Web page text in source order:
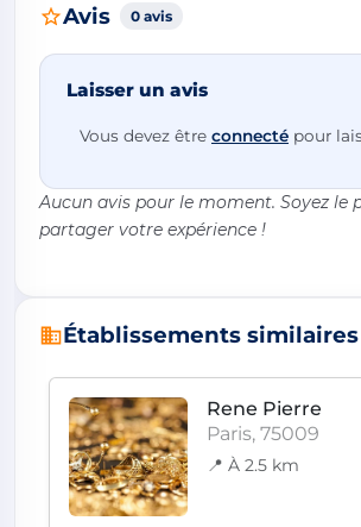
Avis 0 avis
Laisser un avis
Vous devez être connecté pour
Aucun avis pour le moment. Soyez le
partager votre expérience !
Établissements similaires
Rene Pierre
Paris, 75009
📍 À 2.5 km